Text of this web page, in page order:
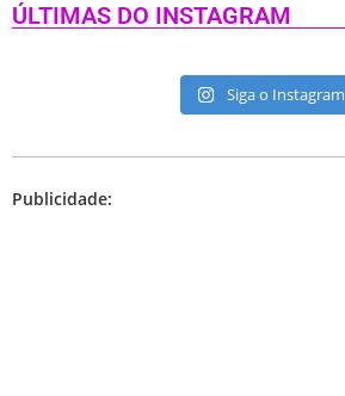
ÚLTIMAS DO INSTAGRAM
Siga o Instagram
Publicidade: